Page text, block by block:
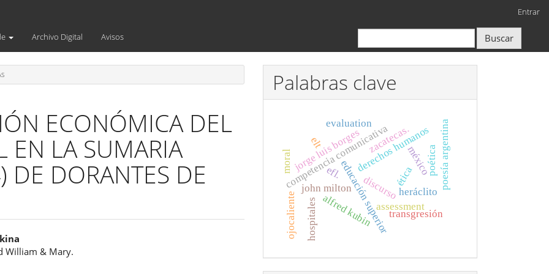
Entrar
Archivo Digital Avisos Buscar
ECONÓMICA DEL
EN LA SUMARIA
DE DORANTES DE
William & Mary.
Palabras clave
discurso
competencia comunicativa
educación superior
jorge luis borges
heráclito
john milton poesía argentina
derechos humanos
ética
moral méxico
alfred kubin assessment
evaluation
elt
efl.
ojocaliente
zacatecas.
hospitales
poética
transgresión